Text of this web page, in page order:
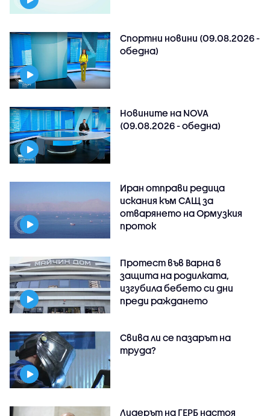
Спортни новини (09.08.2026 -
обедна)
Новините на NOVA
(09.08.2026 - обедна)
Иран отправи редица
искания към САЩ за
отварянето на Ормузкия
проток
Протест във Варна в
защита на родилката,
изгубила бебето си дни
преди раждането
Свива ли се пазарът на
труда?
Лидерът на ГЕРБ настоя